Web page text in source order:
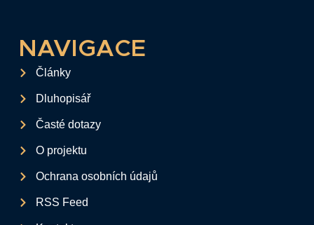
NAVIGACE
Články
Dluhopisář
Časté dotazy
O projektu
Ochrana osobních údajů
RSS Feed